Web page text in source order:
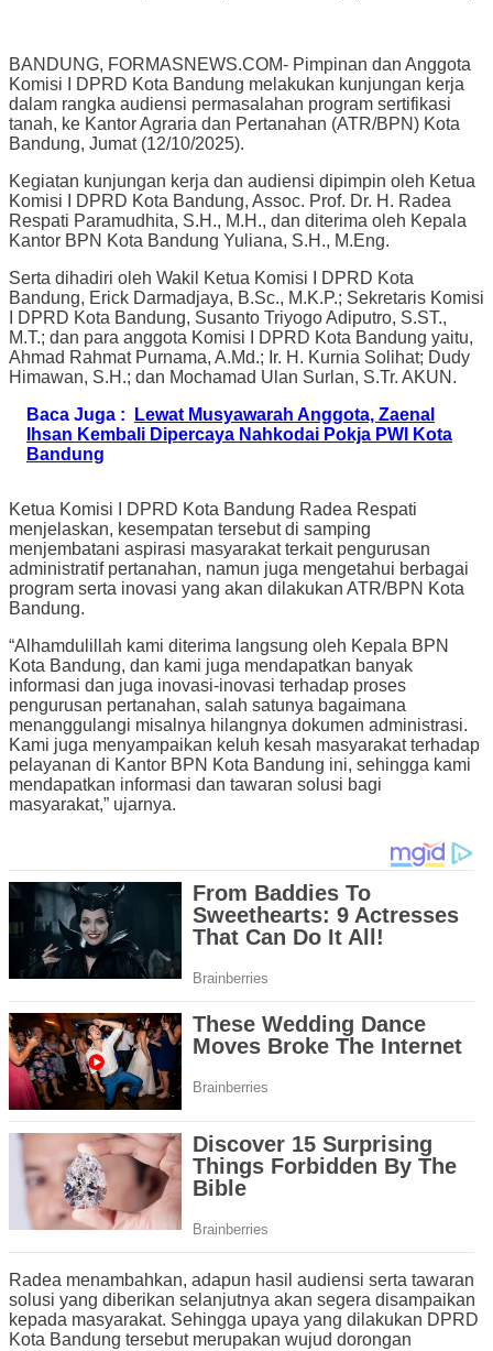
BANDUNG, FORMASNEWS.COM- Pimpinan dan Anggota
Komisi I DPRD Kota Bandung melakukan kunjungan kerja
dalam rangka audiensi permasalahan program sertifikasi
tanah, ke Kantor Agraria dan Pertanahan (ATR/BPN) Kota
Bandung, Jumat (12/10/2025).
Kegiatan kunjungan kerja dan audiensi dipimpin oleh Ketua
Komisi I DPRD Kota Bandung, Assoc. Prof. Dr. H. Radea
Respati Paramudhita, S.H., M.H., dan diterima oleh Kepala
Kantor BPN Kota Bandung Yuliana, S.H., M.Eng.
Serta dihadiri oleh Wakil Ketua Komisi I DPRD Kota
Bandung, Erick Darmadjaya, B.Sc., M.K.P.; Sekretaris Komisi
I DPRD Kota Bandung, Susanto Triyogo Adiputro, S.ST.,
M.T.; dan para anggota Komisi I DPRD Kota Bandung yaitu,
Ahmad Rahmat Purnama, A.Md.; Ir. H. Kurnia Solihat; Dudy
Himawan, S.H.; dan Mochamad Ulan Surlan, S.Tr. AKUN.
Baca Juga :
Lewat Musyawarah Anggota, Zaenal
Ihsan Kembali Dipercaya Nahkodai Pokja PWI Kota
Bandung
Ketua Komisi I DPRD Kota Bandung Radea Respati
menjelaskan, kesempatan tersebut di samping
menjembatani aspirasi masyarakat terkait pengurusan
administratif pertanahan, namun juga mengetahui berbagai
program serta inovasi yang akan dilakukan ATR/BPN Kota
Bandung.
“Alhamdulillah kami diterima langsung oleh Kepala BPN
Kota Bandung, dan kami juga mendapatkan banyak
informasi dan juga inovasi-inovasi terhadap proses
pengurusan pertanahan, salah satunya bagaimana
menanggulangi misalnya hilangnya dokumen administrasi.
Kami juga menyampaikan keluh kesah masyarakat terhadap
pelayanan di Kantor BPN Kota Bandung ini, sehingga kami
mendapatkan informasi dan tawaran solusi bagi
masyarakat,” ujarnya.
Radea menambahkan, adapun hasil audiensi serta tawaran
solusi yang diberikan selanjutnya akan segera disampaikan
kepada masyarakat. Sehingga upaya yang dilakukan DPRD
Kota Bandung tersebut merupakan wujud dorongan